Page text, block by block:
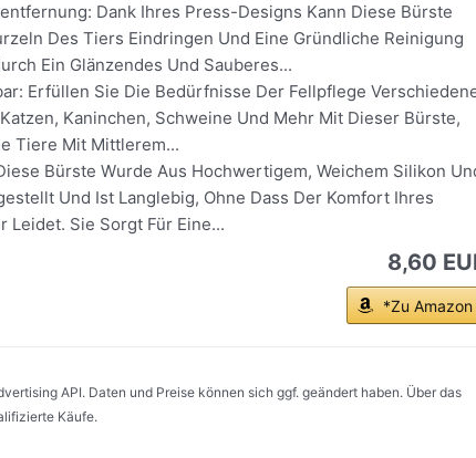
Dank Ihres Press-Designs Kann Diese Bürste
Des Tiers Eindringen Und Eine Gründliche Reinigung
Ein Glänzendes Und Sauberes...
Erfüllen Sie Die Bedürfnisse Der Fellpflege
Kaninchen, Schweine Und Mehr Mit Dieser Bürste,
Tiere Mit Mittlerem...
Bürste Wurde Aus Hochwertigem, Weichem Silikon
Und Ist Langlebig, Ohne Dass Der Komfort Ihres
Leidet. Sie Sorgt Für Eine...
8,60
*Zu Amazon
API. Daten und Preise können sich ggf. geändert haben. Über das
Käufe.